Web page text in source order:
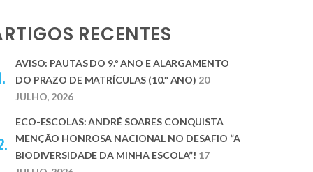
RECENTES
AVISO: PAUTAS DO 9.º ANO E ALARGAMENTO
DO PRAZO DE MATRÍCULAS (10.º ANO) 20
JULHO, 2026
ECO-ESCOLAS: ANDRÉ SOARES CONQUISTA
MENÇÃO HONROSA NACIONAL NO DESAFIO “A
BIODIVERSIDADE DA MINHA ESCOLA”! 17